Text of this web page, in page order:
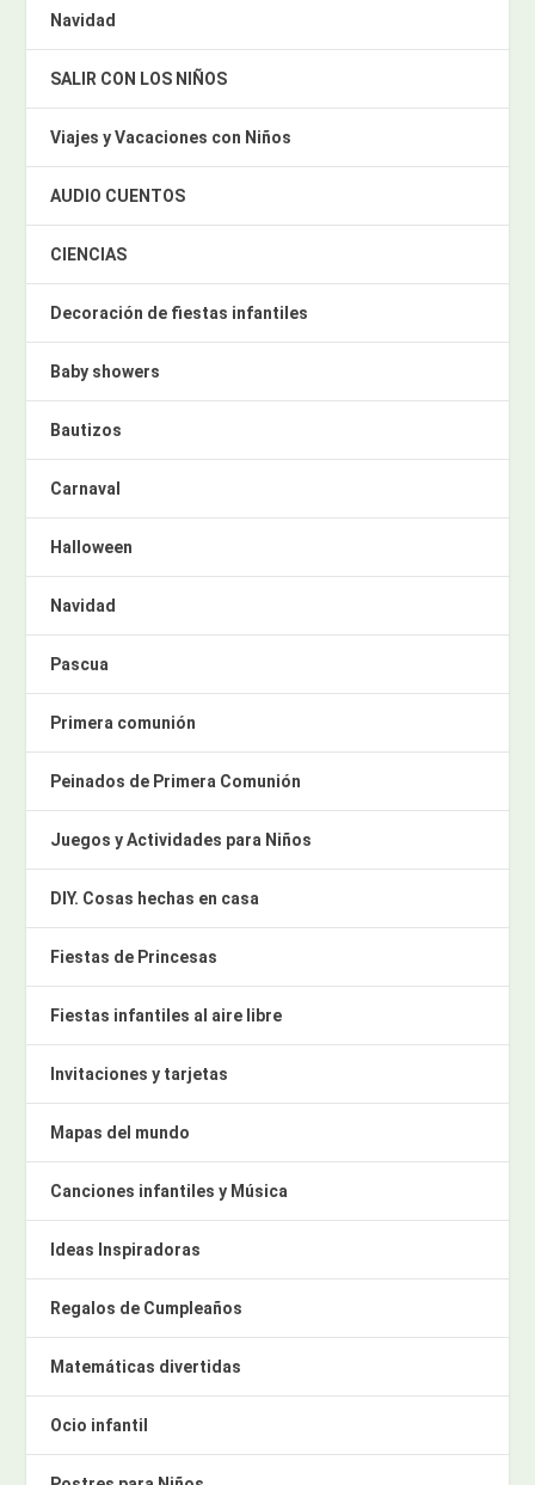
Navidad
SALIR CON LOS NIÑOS
Viajes y Vacaciones con Niños
AUDIO CUENTOS
CIENCIAS
Decoración de fiestas infantiles
Baby showers
Bautizos
Carnaval
Halloween
Navidad
Pascua
Primera comunión
Peinados de Primera Comunión
Juegos y Actividades para Niños
DIY. Cosas hechas en casa
Fiestas de Princesas
Fiestas infantiles al aire libre
Invitaciones y tarjetas
Mapas del mundo
Canciones infantiles y Música
Ideas Inspiradoras
Regalos de Cumpleaños
Matemáticas divertidas
Ocio infantil